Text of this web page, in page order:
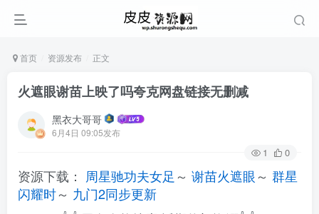
首页 资源发布 正文
火遮眼谢苗上映了吗夸克网盘链接无删减
黑衣大哥哥
6月4日 09:05发布
1 0
资源下载： 周星驰功夫女足 ～ 谢苗火遮眼～ 群星
闪耀时～ 九门2同步更新